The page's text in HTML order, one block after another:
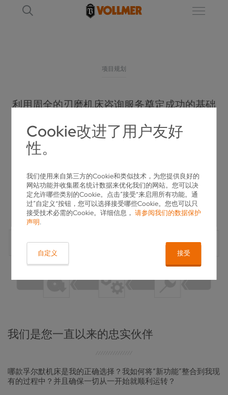
Cookie改进了用户友好
性。
我们使用来自第三方的Cookie和类似技术，为您提供良好的
网站功能并收集匿名统计数据来优化我们的网站。您可以决
定允许哪些类别的Cookie。点击“接受”来启用所有功能。通
过“自定义”按钮，您可以选择接受哪些Cookie。您也可以只
接受技术必需的Cookie。详细信息，请参阅我们的数据保护
声明.
自定义 接受
项目规划
利用周全的刃磨机床咨询服务奠定成功的基础
孚尔默项目规划
我们是您一直以来的忠实伙伴
哪款孚尔默机床是我的正确选择？我如何将“新功能”整合到我现
有的过程中？并且确保一切从一开始就顺利运转？